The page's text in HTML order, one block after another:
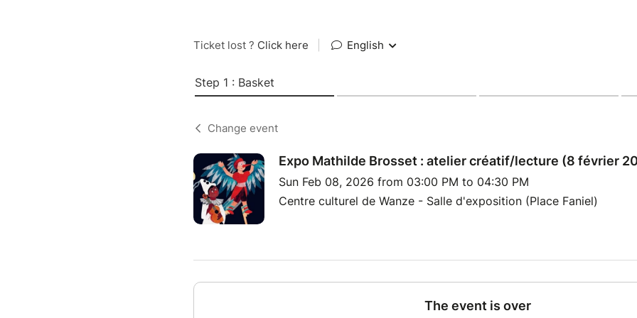
Ticket lost ? Click here English
Step 1 : Basket
Change event
Expo Mathilde Brosset : atelier créatif/lecture (8 février
Sun Feb 08, 2026 from 03:00 PM to 04:30 PM
Centre culturel de Wanze - Salle d'exposition (Place Faniel)
The event is over